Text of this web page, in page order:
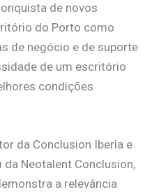
de novos
do Porto como
de negócio e de suporte
de um escritório
condições
da Conclusion Iberia e
da Neotalent Conclusion,
a relevância